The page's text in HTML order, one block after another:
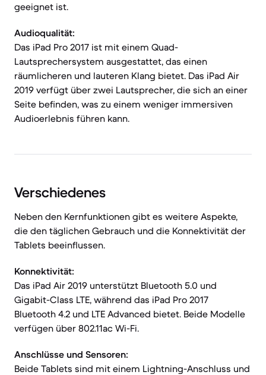
geeignet ist.
Audioqualität:
Das iPad Pro 2017 ist mit einem Quad-
Lautsprechersystem ausgestattet, das einen
räumlicheren und lauteren Klang bietet. Das iPad Air
2019 verfügt über zwei Lautsprecher, die sich an einer
Seite befinden, was zu einem weniger immersiven
Audioerlebnis führen kann.
Verschiedenes
Neben den Kernfunktionen gibt es weitere Aspekte,
die den täglichen Gebrauch und die Konnektivität der
Tablets beeinflussen.
Konnektivität:
Das iPad Air 2019 unterstützt Bluetooth 5.0 und
Gigabit-Class LTE, während das iPad Pro 2017
Bluetooth 4.2 und LTE Advanced bietet. Beide Modelle
verfügen über 802.11ac Wi-Fi.
Anschlüsse und Sensoren:
Beide Tablets sind mit einem Lightning-Anschluss und